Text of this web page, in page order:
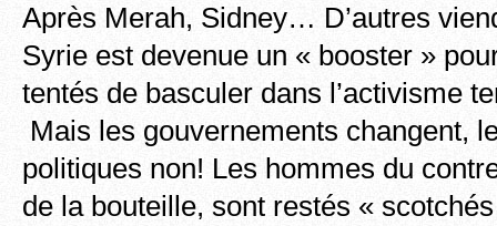
Après Merah, Sidney… D’autres
Syrie est devenue un « booster »
tentés de basculer dans l’activisme
Mais les gouvernements changent,
politiques non! Les hommes du
de la bouteille, sont restés «